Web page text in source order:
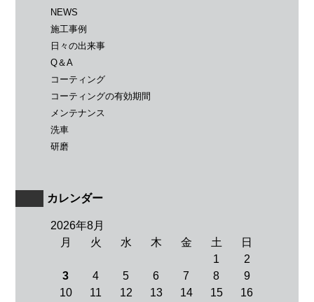
NEWS
施工事例
日々の出来事
Q＆A
コーティング
コーティングの有効期間
メンテナンス
洗車
研磨
カレンダー
2026年8月
月
火 水 木 金 土
日
1
2
3
4 5 6 7 8
9
10
11 12 13 14 15
16